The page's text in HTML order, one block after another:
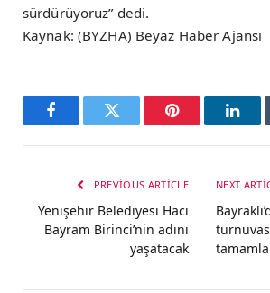
sürdürüyoruz” dedi.
Kaynak: (BYZHA) Beyaz Haber Ajansı
FacebookTwitter Pinterest
PREVIOUS ARTICLE
Yenişehir Belediyesi Hacı
Bayram Birinci’nin adını
yaşatacak
NEXT